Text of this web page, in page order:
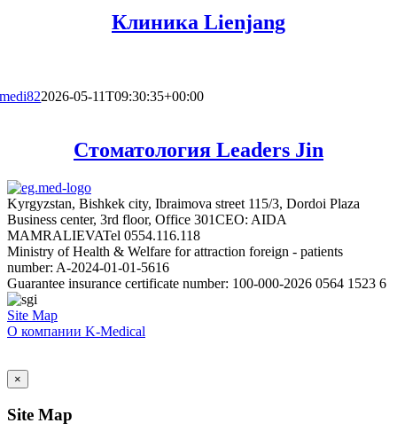
Клиника Lienjang
medi822026-05-11T09:30:35+00:00
Стоматология Leaders Jin
Kyrgyzstan, Bishkek city, Ibraimova street 115/3, Dordoi Plaza
Business center, 3rd floor, Office 301CEO: AIDA
MAMRALIEVATel 0554.116.118
Ministry of Health & Welfare for attraction foreign - patients
number: A-2024-01-01-5616
Guarantee insurance certificate number: 100-000-2026 0564 1523 6
Site Map
О компании K-Medical
×
Site Map